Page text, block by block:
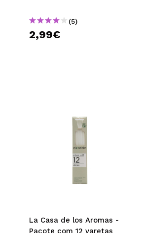
(5)
2,99€
La Casa de los Aromas -
Pacote com 12 varetas